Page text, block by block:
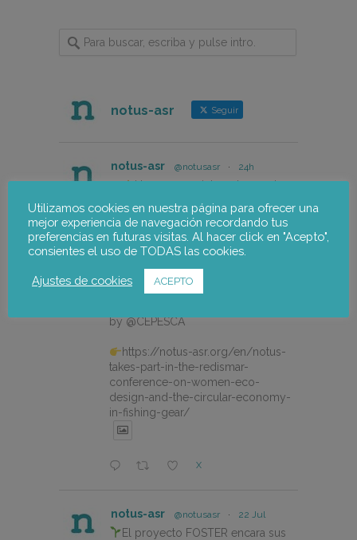
notus-asr Seguir
notus-asr @notusasr · 24h
How can we integrate gender
perspective into innovation and
eco-design projects in the fishing
sector?
@NOTUSasr , adressed this
cuestion during the REDISMAR
by @CEPESCA
https://notus-asr.org/en/notus-
takes-part-in-the-redismar-
conference-on-women-eco-
design-and-the-circular-economy-
in-fishing-gear/
X
notus-asr @notusasr · 22 Jul
El proyecto FOSTER encara sus
Utilizamos cookies en nuestra página para ofrecer una
mejor experiencia de navegación recordando tus
preferencias en futuras visitas. Al hacer click en "Acepto",
consientes el uso de TODAS las cookies.
Ajustes de cookies ACEPTO